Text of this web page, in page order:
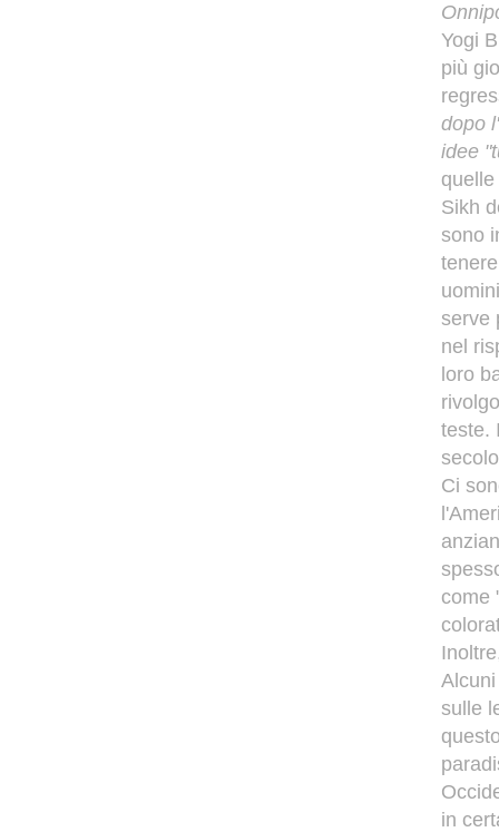
Yogi
più
dopo
idee
Sikh
sono
serve
nel
loro
teste.
Ci
come
sulle
in